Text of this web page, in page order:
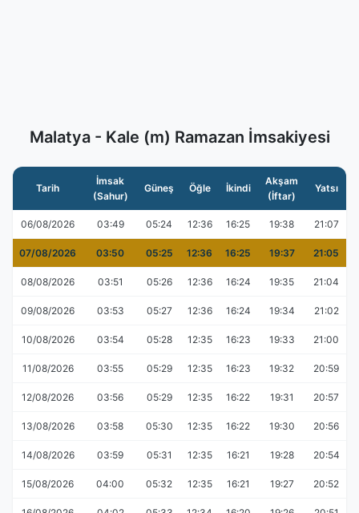
Malatya - Kale (m) Ramazan İmsakiyesi
Tarih
İmsak
(Sahur)
Güneş Öğle İkindi
Akşam
(İftar)
Yatsı
06/08/2026 03:49 05:24 12:36 16:25 19:38 21:07
07/08/2026 03:50 05:25 12:36 16:25 19:37 21:05
08/08/2026 03:51 05:26 12:36 16:24 19:35 21:04
09/08/2026 03:53 05:27 12:36 16:24 19:34 21:02
10/08/2026 03:54 05:28 12:35 16:23 19:33 21:00
11/08/2026 03:55 05:29 12:35 16:23 19:32 20:59
12/08/2026 03:56 05:29 12:35 16:22 19:31 20:57
13/08/2026 03:58 05:30 12:35 16:22 19:30 20:56
14/08/2026 03:59 05:31 12:35 16:21 19:28 20:54
15/08/2026 04:00 05:32 12:35 16:21 19:27 20:52